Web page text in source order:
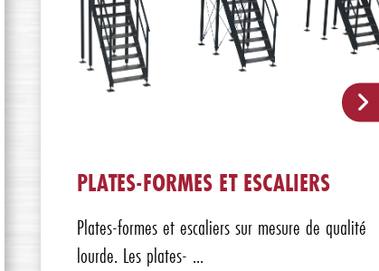
PLATES-FORMES ET ESCALIERS
Plates-formes et escaliers sur mesure de qualité
lourde. Les plates- ...